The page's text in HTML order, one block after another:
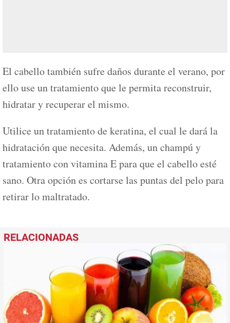
El cabello también sufre daños durante el verano, por
ello use un tratamiento que le permita reconstruir,
hidratar y recuperar el mismo.
Utilice un tratamiento de keratina, el cual le dará la
hidratación que necesita. Además, un champú y
tratamiento con vitamina E para que el cabello esté
sano. Otra opción es cortarse las puntas del pelo para
retirar lo maltratado.